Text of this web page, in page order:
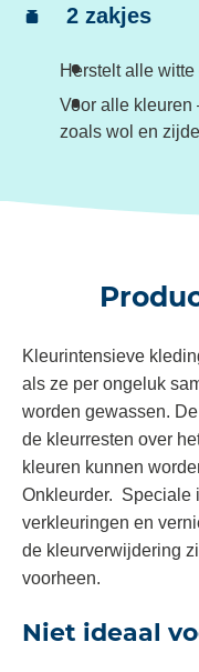
Inhoud:2 zakjes
Herstelt alle
Voor alle kleuren
zoals wol en zijde
Kleurintensieve
als ze per ongeluk
worden gewassen.
de kleurresten over
kleuren kunnen
Onkleurder. Speciale
verkleuringen en
de kleurverwijdering
voorheen.
Niet ideaal